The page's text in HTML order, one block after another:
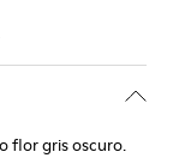
flor gris oscuro.